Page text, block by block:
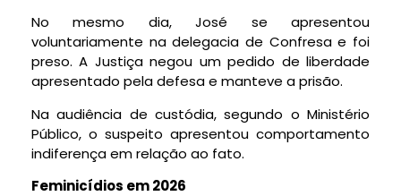
No mesmo dia, José se apresentou
voluntariamente na delegacia de Confresa e foi
preso. A Justiça negou um pedido de liberdade
apresentado pela defesa e manteve a prisão.
Na audiência de custódia, segundo o Ministério
Público, o suspeito apresentou comportamento
indiferença em relação ao fato.
Feminicídios em 2026